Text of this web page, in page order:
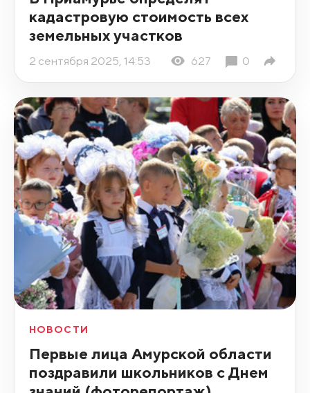
кадастровую стоимость всех
земельных участков
2 сентября 2025, 14:53 627 0
НОВОСТИ
Первые лица Амурской области
поздравили школьников с Днем